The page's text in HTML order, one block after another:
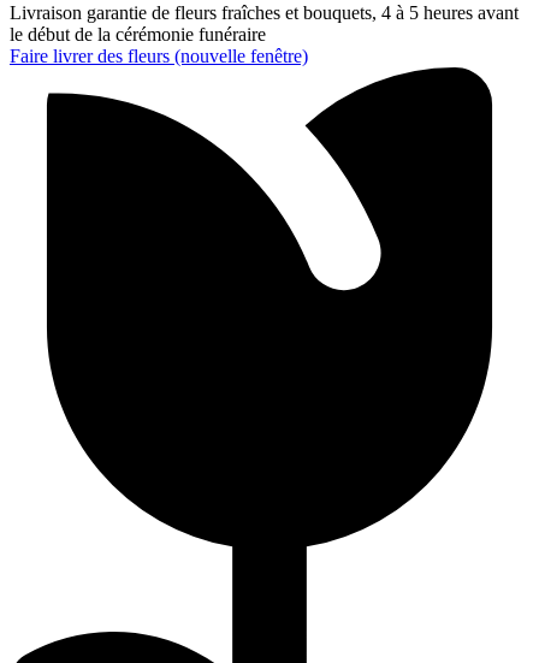
Livraison garantie de fleurs fraîches et bouquets, 4 à 5 heures avant
le début de la cérémonie funéraire
Faire livrer des fleurs (nouvelle fenêtre)